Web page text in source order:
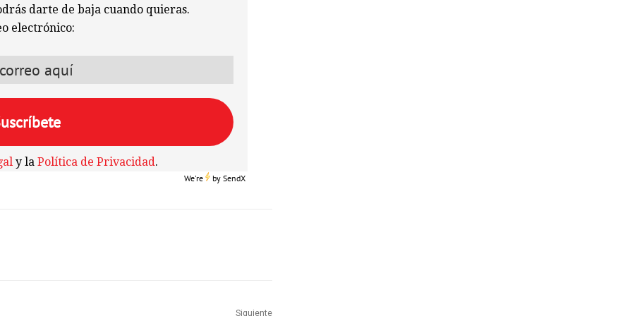
darte de baja cuando quieras.
electrónico:
y la Política de Privacidad.
We're bySendX
Siguiente